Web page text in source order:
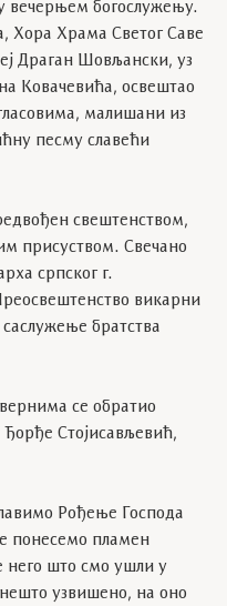
вечерњем богослужењу.
Хора Храма Светог Саве
Драган Шовљански, уз
Ковачевића, освештао
малишани из
песму славећи
свештенством,
присуством. Свечано
српског г.
викарни
братства
се обратио
Стојисављевић,
Рођење Господа
понесемо пламен
него што смо ушли у
узвишено, на оно